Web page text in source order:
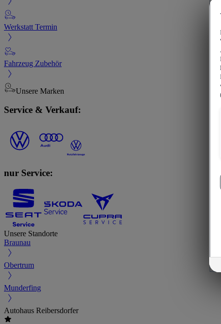
Werkstatt Termin
Fahrzeug Zubehör
Unsere Marken
Service & Verkauf:
nur Service:
Unsere Standorte
Braunau
Obertrum
Munderfing
Autohaus Reibersdorfer